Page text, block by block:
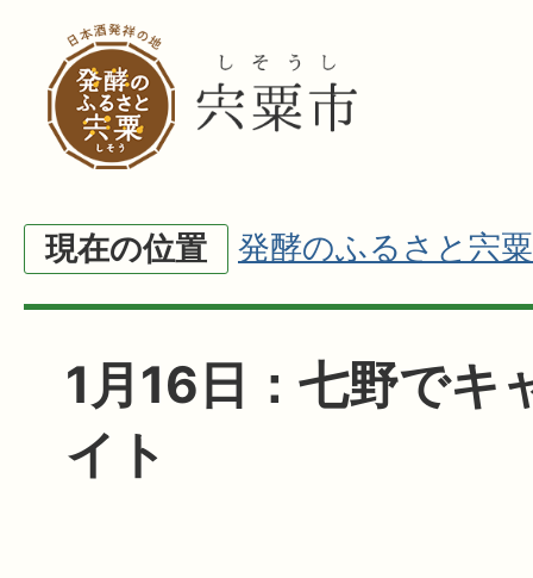
現在の位置 発酵のふるさと宍粟
1月16日：七野でキ
イト